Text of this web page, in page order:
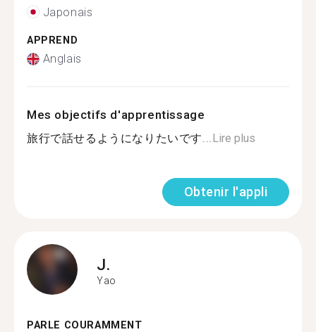
Japonais
APPREND
Anglais
Mes objectifs d'apprentissage
旅行で話せるようになりたいです...Lire plus
Obtenir l'appli
J.
Yao
PARLE COURAMMENT